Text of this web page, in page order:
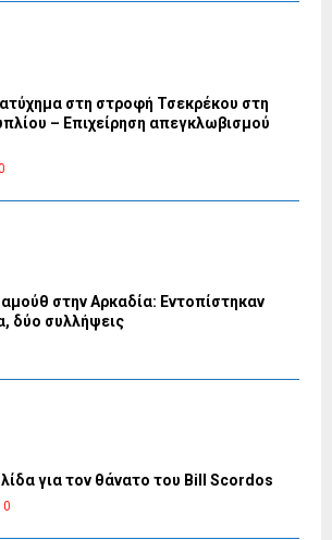
στη στροφή Τσεκρέκου στη
– Επιχείρηση απεγκλωβισμού
στην Αρκαδία: Εντοπίστηκαν
δύο συλλήψεις
για τον θάνατο του Bill Scordos
0